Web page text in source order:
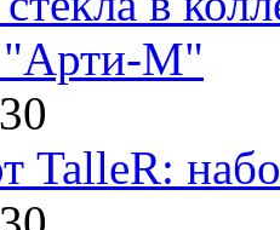
"Арти-М"
TalleR: